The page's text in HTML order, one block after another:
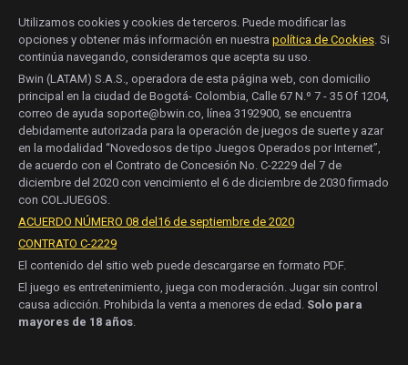
Utilizamos cookies y cookies de terceros. Puede modificar las
opciones y obtener más información en nuestra política de Cookies. Si
continúa navegando, consideramos que acepta su uso.
Bwin (LATAM) S.A.S., operadora de esta página web, con domicilio
principal en la ciudad de Bogotá- Colombia, Calle 67 N.º 7 - 35 Of 1204,
correo de ayuda soporte@bwin.co, línea 3192900, se encuentra
debidamente autorizada para la operación de juegos de suerte y azar
en la modalidad “Novedosos de tipo Juegos Operados por Internet”,
de acuerdo con el Contrato de Concesión No. C-2229 del 7 de
diciembre del 2020 con vencimiento el 6 de diciembre de 2030 firmado
con COLJUEGOS.
ACUERDO NÚMERO 08 del16 de septiembre de 2020
CONTRATO C-2229
El contenido del sitio web puede descargarse en formato PDF.
El juego es entretenimiento, juega con moderación. Jugar sin control
causa adicción. Prohibida la venta a menores de edad. Solo para
mayores de 18 años.